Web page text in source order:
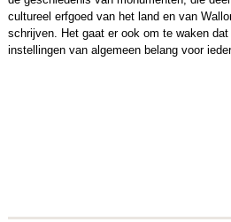
cultureel erfgoed van het land en van
schrijven. Het gaat er ook om te waken
instellingen van algemeen belang voor